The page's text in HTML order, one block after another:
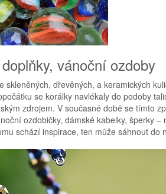
vánoční ozdoby
skleněných, dřevěných, a keramických
se korálky navlékaly do podoby
zdrojem. V současné době se tímto
ozdobičky, dámské kabelky, šperky
schází inspirace, ten může sáhnout do